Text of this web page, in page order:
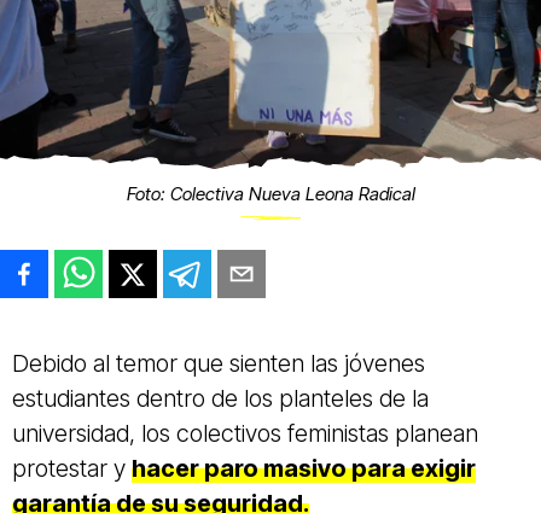
Foto: Colectiva Nueva Leona Radical
Debido al temor que sienten las jóvenes
estudiantes dentro de los planteles de la
universidad, los colectivos feministas planean
protestar y hacer paro masivo para exigir
garantía de su seguridad.